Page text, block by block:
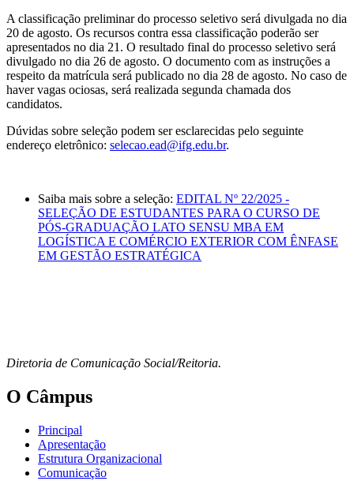
A classificação preliminar do processo seletivo será divulgada no dia
20 de agosto. Os recursos contra essa classificação poderão ser
apresentados no dia 21. O resultado final do processo seletivo será
divulgado no dia 26 de agosto. O documento com as instruções a
respeito da matrícula será publicado no dia 28 de agosto. No caso de
haver vagas ociosas, será realizada segunda chamada dos
candidatos.
Dúvidas sobre seleção podem ser esclarecidas pelo seguinte
endereço eletrônico: selecao.ead@ifg.edu.br.
Saiba mais sobre a seleção: EDITAL Nº 22/2025 -
SELEÇÃO DE ESTUDANTES PARA O CURSO DE
PÓS-GRADUAÇÃO LATO SENSU MBA EM
LOGÍSTICA E COMÉRCIO EXTERIOR COM ÊNFASE
EM GESTÃO ESTRATÉGICA
Diretoria de Comunicação Social/Reitoria.
O Câmpus
Principal
Apresentação
Estrutura Organizacional
Comunicação